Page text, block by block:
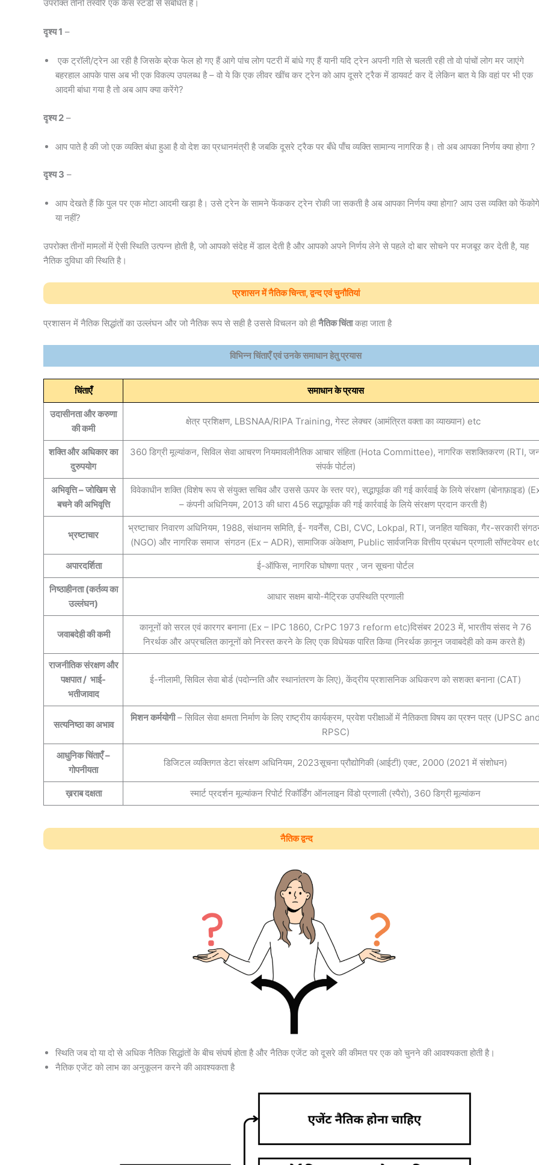
उपरोक्त तीनों तस्वीरें एक केस स्टडी से संबंधित हैं।
दृश्य 1 –
एक ट्रॉली/ट्रेन आ रही है जिसके ब्रेक फेल हो गए हैं आगे पांच लोग पटरी में बांधे गए हैं यानी यदि ट्रेन अपनी गति से चलती रही तो वो पांचों लोग मर जाएंगे
बहरहाल आपके पास अब भी एक विकल्प उपलब्ध है – वो ये कि एक लीवर खींच कर ट्रेन को आप दूसरे ट्रैक में डायवर्ट कर दें लेकिन बात ये कि वहां पर भी एक
आदमी बांधा गया है तो अब आप क्या करेंगे?
दृश्य 2 –
आप पाते है की जो एक व्यक्ति बंधा हुआ है वो देश का प्रधानमंत्री है जबकि दूसरे ट्रैक पर बँधे पाँच व्यक्ति सामान्य नागरिक है। तो अब आपका निर्णय क्या होगा ?
दृश्य 3 –
आप देखते हैं कि पुल पर एक मोटा आदमी खड़ा है। उसे ट्रेन के सामने फेंककर ट्रेन रोकी जा सकती है अब आपका निर्णय क्या होगा? आप उस व्यक्ति को फेंकोगे
या नहीं?
उपरोक्त तीनों मामलों में ऐसी स्थिति उत्पन्न होती है, जो आपको संदेह में डाल देती है और आपको अपने निर्णय लेने से पहले दो बार सोचने पर मजबूर कर देती है, यह
नैतिक दुविधा की स्थिति है।
प्रशासन में नैतिक चिन्ता, द्वन्द एवं चुनौतियां
प्रशासन में नैतिक सिद्धांतों का उल्लंघन और जो नैतिक रूप से सही है उससे विचलन को हीनैतिक चिंताकहा जाता है
विभिन्न चिंताएँ एवं उनके समाधान हेतु प्रयास
चिंताएँ समाधान के प्रयास
उदासीनता और करुणा
की कमी
क्षेत्र प्रशिक्षण, LBSNAA/RIPA Training, गेस्ट लेक्चर (आमंत्रित वक्ता का व्याख्यान) etc
शक्ति और अधिकार का
दुरुपयोग
360 डिग्री मूल्यांकन, सिविल सेवा आचरण नियमावलीनैतिक आचार संहिता (Hota Committee), नागरिक सशक्तिकरण (RTI,
संपर्क पोर्टल)
अभिवृत्ति – जोखिम से
बचने की अभिवृत्ति
विवेकाधीन शक्ति (विशेष रूप से संयुक्त सचिव और उससे ऊपर के स्तर पर), सद्भापूर्वक की गई कार्रवाई के लिये संरक्षण (बोनाफ़ाइड)
– कंपनी अधिनियम, 2013 की धारा 456 सद्भापूर्वक की गई कार्रवाई के लिये संरक्षण प्रदान करती है)
भ्रष्टाचार
भ्रष्टाचार निवारण अधिनियम, 1988, संथानम समिति, ई- गवर्नेंस, CBI, CVC, Lokpal, RTI, जनहित याचिका, गैर-सरकारी
(NGO) और नागरिक समाज संगठन (Ex – ADR), सामाजिक अंकेक्षण, Public सार्वजनिक वित्तीय प्रबंधन प्रणाली सॉफ्टवेयर
अपारदर्शिता ई-ऑफिस, नागरिक घोषणा पत्र , जन सूचना पोर्टल
निष्ठाहीनता (कर्तव्य का
उल्लंघन)
आधार सक्षम बायो-मैट्रिक उपस्थिति प्रणाली
जवाबदेही की कमी
कानूनों को सरल एवं कारगर बनाना (Ex – IPC 1860, CrPC 1973 reform etc)दिसंबर 2023 में, भारतीय संसद ने 76
निरर्थक और अप्रचलित कानूनों को निरस्त करने के लिए एक विधेयक पारित किया (निरर्थक क़ानून जवाबदेही को कम करते है)
राजनीतिक संरक्षण और
पक्षपात / भाई-
भतीजावाद
ई-नीलामी, सिविल सेवा बोर्ड (पदोन्नति और स्थानांतरण के लिए), केंद्रीय प्रशासनिक अधिकरण को सशक्त बनाना (CAT)
सत्यनिष्ठा का अभाव
मिशन कर्मयोगी– सिविल सेवा क्षमता निर्माण के लिए राष्ट्रीय कार्यक्रम, प्रवेश परीक्षाओं में नैतिकता विषय का प्रश्न पत्र (UPSC
RPSC)
आधुनिक चिंताएँ –
गोपनीयता
डिजिटल व्यक्तिगत डेटा संरक्षण अधिनियम, 2023सूचना प्रौद्योगिकी (आईटी) एक्ट, 2000 (2021 में संशोधन)
ख़राब दक्षता स्मार्ट प्रदर्शन मूल्यांकन रिपोर्ट रिकॉर्डिंग ऑनलाइन विंडो प्रणाली (स्पैरो), 360 डिग्री मूल्यांकन
नैतिक द्वन्द
स्थिति जब दो या दो से अधिक नैतिक सिद्धांतों के बीच संघर्ष होता है और नैतिक एजेंट को दूसरे की कीमत पर एक को चुनने की आवश्यकता होती है।
नैतिक एजेंट को लाभ का अनुकूलन करने की आवश्यकता है